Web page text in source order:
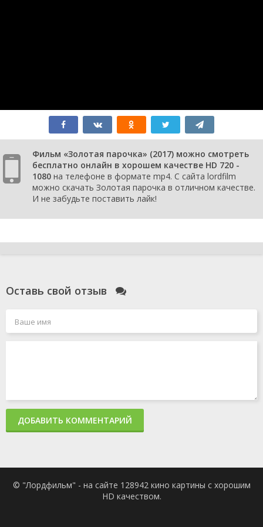
Фильм «Золотая парочка» (2017) можно смотреть
бесплатно онлайн в хорошем качестве HD 720 -
1080 на телефоне в формате mp4. С сайта lordfilm
можно скачать Золотая парочка в отличном качестве.
И не забудьте поставить лайк!
Оставь свой отзыв
ДОБАВИТЬ КОММЕНТАРИЙ
© "Лордфильм" - на сайте 128942 кино картины с хорошим
HD качеством.